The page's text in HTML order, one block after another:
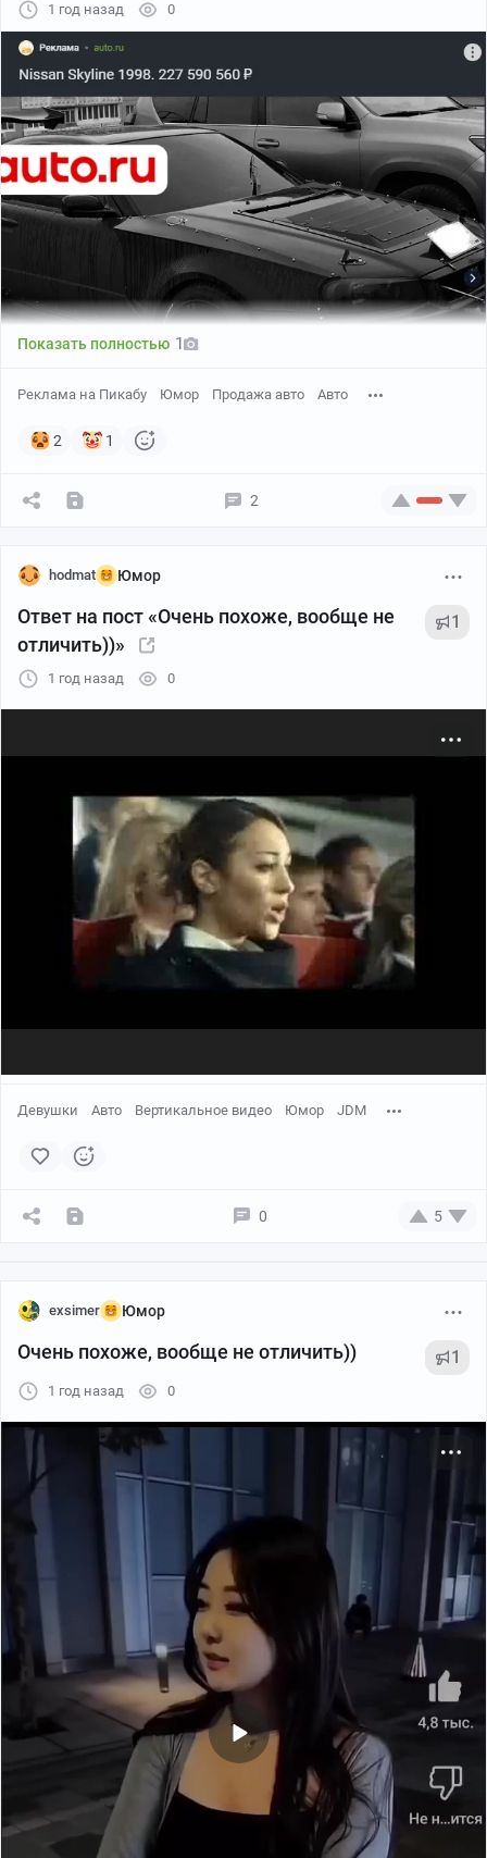
1 год назад 0
Показать полностью 1
Реклама на Пикабу Юмор Продажа авто Авто
2 1
2
hodmat Юмор
Ответ на пост «Очень похоже, вообще не
отличить))»
1
1 год назад 0
Девушки Авто Вертикальное видео Юмор JDM
0 5
exsimer Юмор
Очень похоже, вообще не отличить)) 1
1 год назад 0